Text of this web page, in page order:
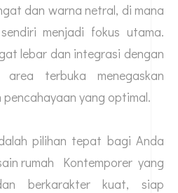
dan warna netral, di mana
menjadi fokus utama.
lebar dan integrasi dengan
terbuka menegaskan
yang optimal.
pilihan tepat bagi Anda
rumah Kontemporer yang
berkarakter kuat, siap